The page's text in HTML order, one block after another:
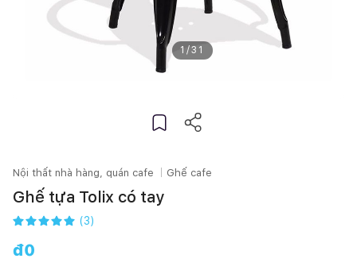
1 /31
Nội thất nhà hàng, quán cafe Ghế cafe
Ghế tựa Tolix có tay
(3)
đ0